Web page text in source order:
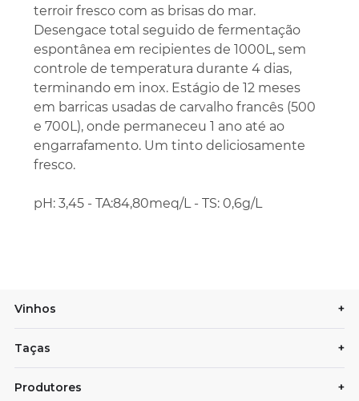
terroir fresco com as brisas do mar.
Desengace total seguido de fermentação
espontânea em recipientes de 1000L, sem
controle de temperatura durante 4 dias,
terminando em inox. Estágio de 12 meses
em barricas usadas de carvalho francês (500
e 700L), onde permaneceu 1 ano até ao
engarrafamento. Um tinto deliciosamente
fresco.
pH: 3,45 - TA:84,80meq/L - TS: 0,6g/L
Vinhos +
Taças +
Produtores +